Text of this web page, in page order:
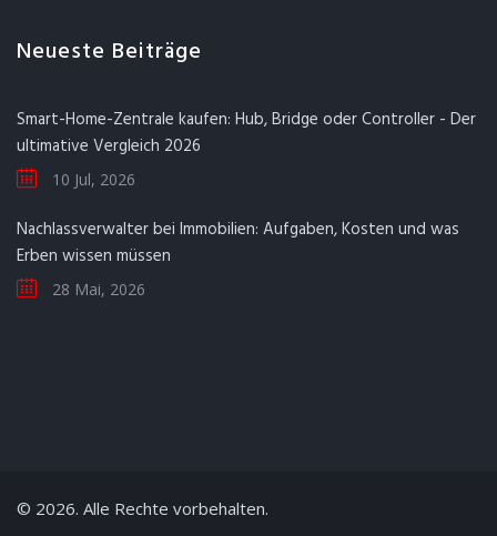
Neueste Beiträge
Smart-Home-Zentrale kaufen: Hub, Bridge oder Controller - Der
ultimative Vergleich 2026
10 Jul, 2026
Nachlassverwalter bei Immobilien: Aufgaben, Kosten und was
Erben wissen müssen
28 Mai, 2026
© 2026. Alle Rechte vorbehalten.